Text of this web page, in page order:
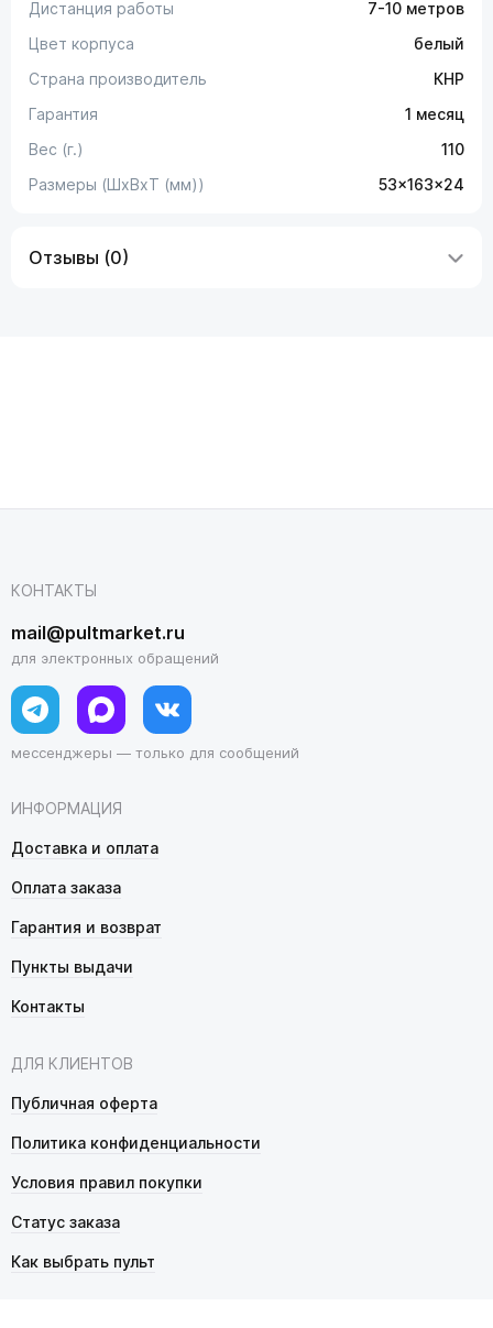
Дистанция работы
7-10 метров
Цвет корпуса
белый
Страна производитель
КНР
Гарантия
1 месяц
Вес (г.)
110
Размеры (ШxВxТ (мм))
53x163x24
Отзывы (0)
ИНФОРМАЦИЯ
Доставка и оплата
Оплата заказа
Гарантия и возврат
Пункты выдачи
Контакты
ДЛЯ КЛИЕНТОВ
Публичная оферта
Политика конфиденциальности
Условия правил покупки
Статус заказа
Как выбрать пульт
КОНТАКТЫ
mail@pultmarket.ru
для электронных обращений
мессенджеры — только для сообщений